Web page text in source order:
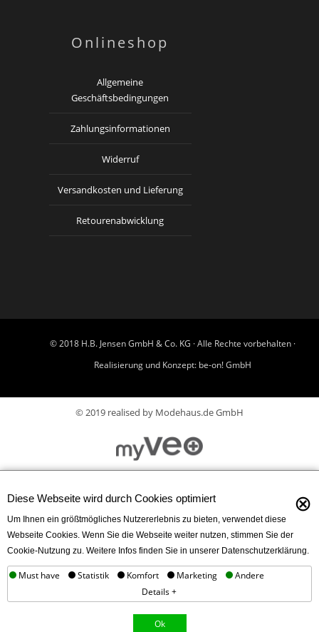
Onlineshop
Allgemeine
Geschäftsbedingungen
Zahlungsinformationen
Widerruf
Versandkosten und Lieferung
Retourenabwicklung
© 2018 H.B. Jensen GmbH & Co. KG · Alle Rechte vorbehalten ·
Realisierung und Konzept: be-on! GmbH
© 2019 realised by Modehaus.de GmbH
Diese Webseite wird durch Cookies optimiert ⊗
Um Ihnen ein größtmögliches Nutzererlebnis zu bieten, verwendet diese
Webseite Cookies. Wenn Sie die Webseite weiter nutzen, stimmen Sie der
Cookie-Nutzung zu. Weitere Infos finden Sie in unserer Datenschutzerklärung.
Must have Statistik Komfort Marketing
Andere
Details +
Ok